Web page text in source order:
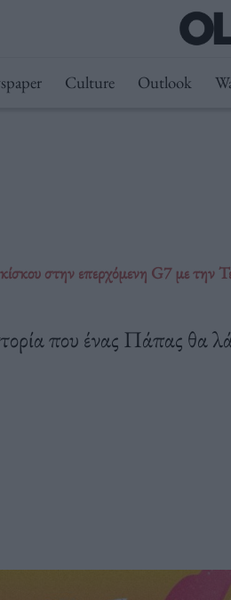
Culture Outlook
στην επερχόμενη G7 με την
που ένας Πάπας θα